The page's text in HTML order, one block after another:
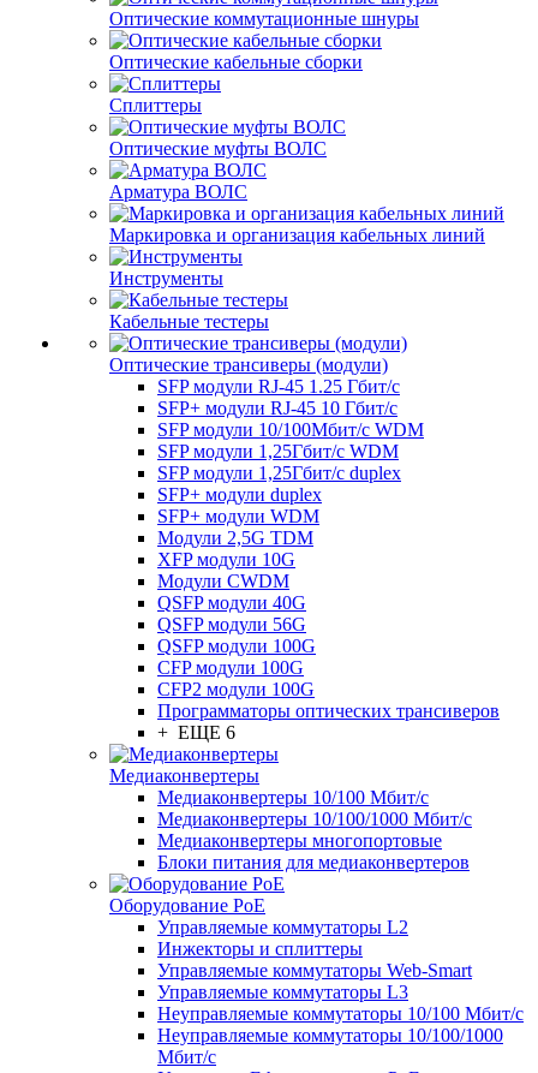
Оптические коммутационные шнуры
Оптические кабельные сборки
Сплиттеры
Оптические муфты ВОЛС
Арматура ВОЛС
Маркировка и организация кабельных линий
Инструменты
Кабельные тестеры
Оптические трансиверы (модули)
SFP модули RJ-45 1.25 Гбит/c
SFP+ модули RJ-45 10 Гбит/c
SFP модули 10/100Мбит/с WDM
SFP модули 1,25Гбит/с WDM
SFP модули 1,25Гбит/с duplex
SFP+ модули duplex
SFP+ модули WDM
Модули 2,5G TDM
XFP модули 10G
Модули CWDM
QSFP модули 40G
QSFP модули 56G
QSFP модули 100G
CFP модули 100G
CFP2 модули 100G
Программаторы оптических трансиверов
+ ЕЩЕ 6
Медиаконвертеры
Медиаконвертеры 10/100 Мбит/с
Медиаконвертеры 10/100/1000 Мбит/c
Медиаконвертеры многопортовые
Блоки питания для медиаконвертеров
Оборудование PoE
Управляемые коммутаторы L2
Инжекторы и сплиттеры
Управляемые коммутаторы Web-Smart
Управляемые коммутаторы L3
Неуправляемые коммутаторы 10/100 Мбит/с
Неуправляемые коммутаторы 10/100/1000
Мбит/с